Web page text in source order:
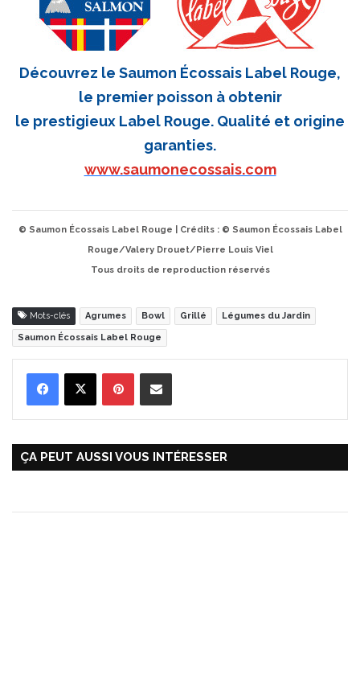
Découvrez le Saumon Écossais Label Rouge,
le premier poisson à obtenir
le prestigieux Label Rouge. Qualité et origine
garanties.
www.saumonecossais.com
© Saumon Écossais Label Rouge | Crédits : © Saumon Écossais Label
Rouge/Valery Drouet/Pierre Louis Viel
Tous droits de reproduction réservés
Mots-clés Agrumes Bowl Grillé Légumes du Jardin
Saumon Écossais Label Rouge
ÇA PEUT AUSSI VOUS INTÉRESSER